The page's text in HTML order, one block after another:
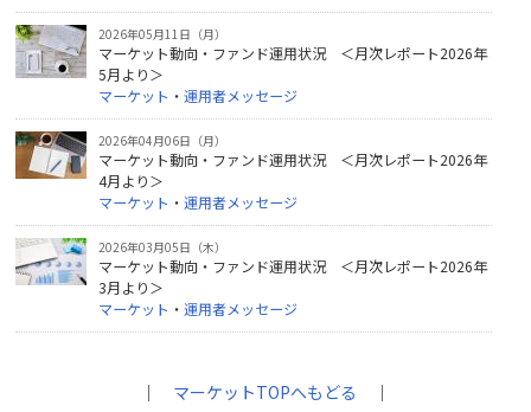
2026年05月11日（月）
マーケット動向・ファンド運用状況 ＜月次レポート2026年
5月より＞
マーケット ・運用者メッセージ
2026年04月06日（月）
マーケット動向・ファンド運用状況 ＜月次レポート2026年
4月より＞
マーケット ・運用者メッセージ
2026年03月05日（木）
マーケット動向・ファンド運用状況 ＜月次レポート2026年
3月より＞
マーケット ・運用者メッセージ
｜ マーケットTOPへもどる ｜